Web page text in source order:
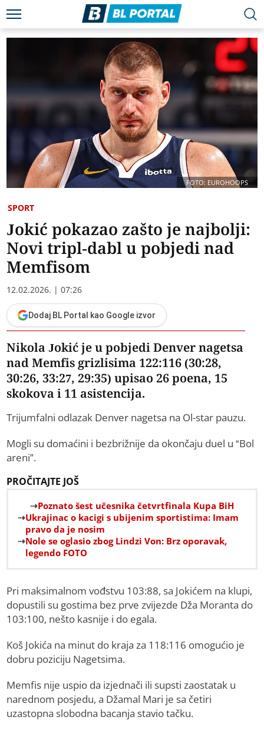
FOTO: EUROHOOPS
SPORT
Jokić pokazao zašto je najbolji:
Novi tripl-dabl u pobjedi nad
Memfisom
12.02.2026. | 07:26
Dodaj BL Portal kao Google izvor
Nikola Jokić je u pobjedi Denver nagetsa
nad Memfis grizlisima 122:116 (30:28,
30:26, 33:27, 29:35) upisao 26 poena, 15
skokova i 11 asistencija.
Trijumfalni odlazak Denver nagetsa na Ol-star pauzu.
Mogli su domaćini i bezbrižnije da okončaju duel u “Bol
areni”.
PROČITAJTE JOŠ
Poznato šest učesnika četvrtfinala Kupa BiH
Ukrajinac o kacigi s ubijenim sportistima: Imam
pravo da je nosim
Nole se oglasio zbog Lindzi Von: Brz oporavak,
legendo FOTO
Pri maksimalnom vođstvu 103:88, sa Jokićem na klupi,
dopustili su gostima bez prve zvijezde Dža Moranta do
103:100, nešto kasnije i do egala.
Koš Jokića na minut do kraja za 118:116 omogućio je
dobru poziciju Nagetsima.
Memfis nije uspio da izjednači ili supsti zaostatak u
narednom posjedu, a Džamal Mari je sa četiri
uzastopna slobodna bacanja stavio tačku.